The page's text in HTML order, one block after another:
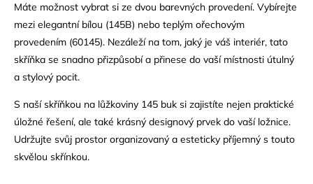
Máte možnost vybrat si ze dvou barevných provedení. Vybírejte
mezi elegantní bílou (145B) nebo teplým ořechovým
provedením (60145). Nezáleží na tom, jaký je váš interiér, tato
skříňka se snadno přizpůsobí a přinese do vaší místnosti útulný
a stylový pocit.
S naší skříňkou na lůžkoviny 145 buk si zajistíte nejen praktické
úložné řešení, ale také krásný designový prvek do vaší ložnice.
Udržujte svůj prostor organizovaný a esteticky příjemný s touto
skvělou skřínkou.